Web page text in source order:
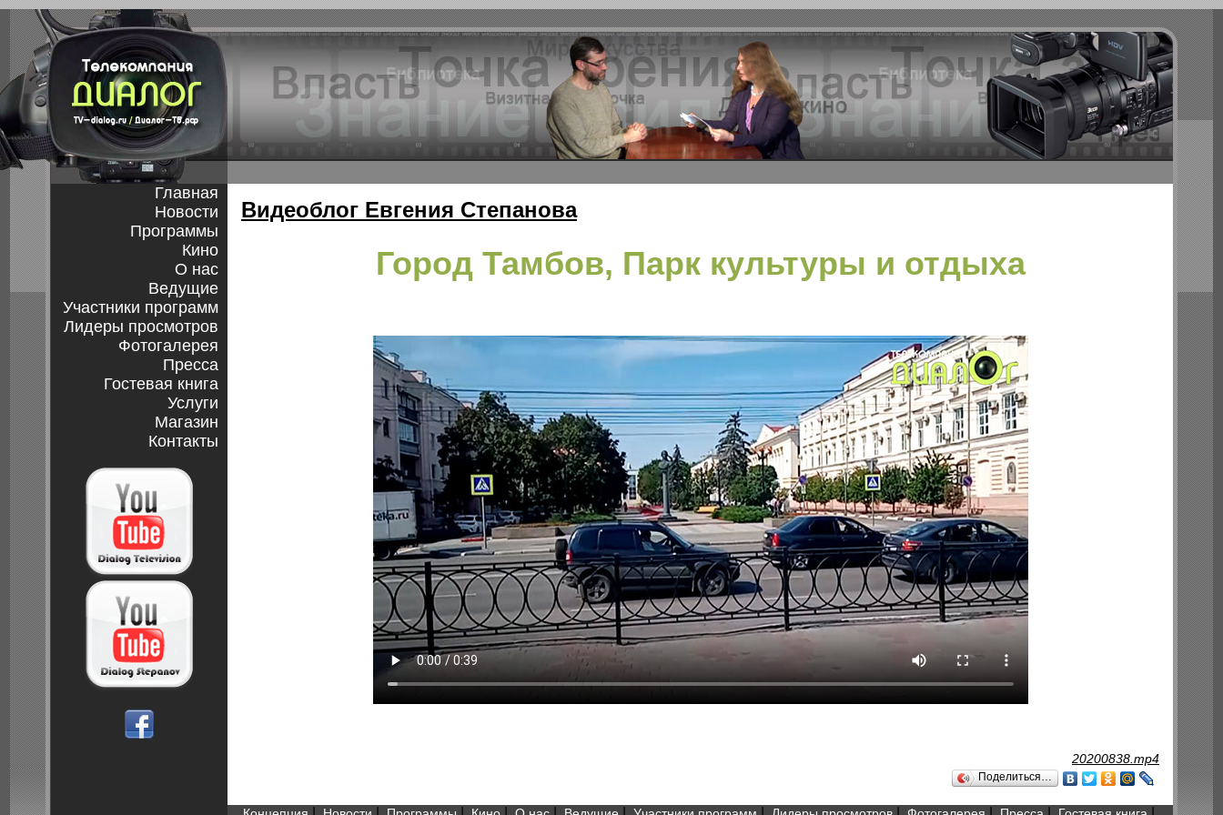
Главная
Новости
Программы
Кино
О нас
Ведущие
Участники программ
Лидеры просмотров
Фотогалерея
Пресса
Гостевая книга
Услуги
Магазин
Контакты
Видеоблог Евгения Степанова
Город Тамбов, Парк культуры и отдыха
20200838.mp4
Поделиться…